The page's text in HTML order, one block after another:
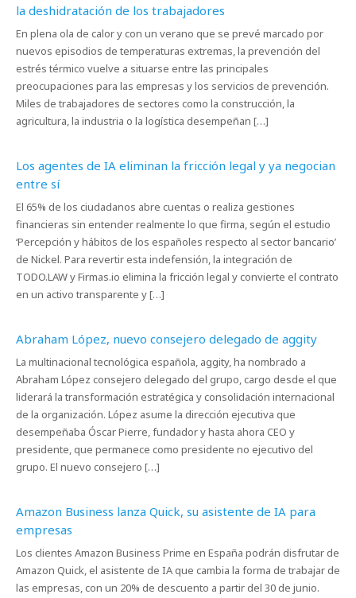
la deshidratación de los trabajadores
En plena ola de calor y con un verano que se prevé marcado por
nuevos episodios de temperaturas extremas, la prevención del
estrés térmico vuelve a situarse entre las principales
preocupaciones para las empresas y los servicios de prevención.
Miles de trabajadores de sectores como la construcción, la
agricultura, la industria o la logística desempeñan […]
Los agentes de IA eliminan la fricción legal y ya negocian
entre sí
El 65% de los ciudadanos abre cuentas o realiza gestiones
financieras sin entender realmente lo que firma, según el estudio
‘Percepción y hábitos de los españoles respecto al sector bancario’
de Nickel. Para revertir esta indefensión, la integración de
TODO.LAW y Firmas.io elimina la fricción legal y convierte el contrato
en un activo transparente y […]
Abraham López, nuevo consejero delegado de aggity
La multinacional tecnológica española, aggity, ha nombrado a
Abraham López consejero delegado del grupo, cargo desde el que
liderará la transformación estratégica y consolidación internacional
de la organización. López asume la dirección ejecutiva que
desempeñaba Óscar Pierre, fundador y hasta ahora CEO y
presidente, que permanece como presidente no ejecutivo del
grupo. El nuevo consejero […]
Amazon Business lanza Quick, su asistente de IA para
empresas
Los clientes Amazon Business Prime en España podrán disfrutar de
Amazon Quick, el asistente de IA que cambia la forma de trabajar de
las empresas, con un 20% de descuento a partir del 30 de junio.